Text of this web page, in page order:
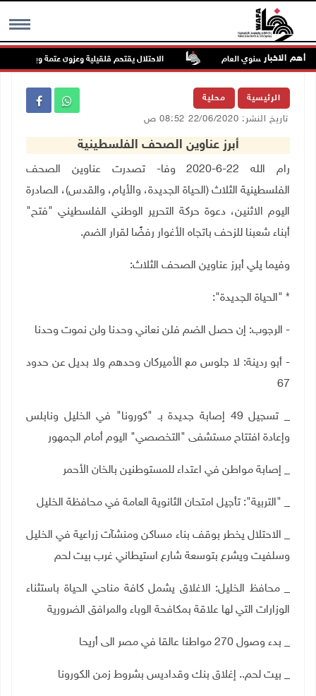
MENU أهم الاخبار
معدلها السنوي العام الاحتلال يقتحم قلقيلية وعزون عتمة وبيت أمين
الرئيسية محلية
تاريخ النشر: 22/06/2020 08:52 ص
أبرز عناوين الصحف الفلسطينية
رام الله 22-6-2020 وفا- ت
صدرت عناوين الصحف
الفلسطينية الثلاث (الحياة الجديدة، والأيام، والقدس)، الصادرة
اليوم الاثنين، دعوة حركة التحرير الوطني الفلسطيني "فتح"
أبناء شعبنا للزحف باتجاه الأغوار رفضًا لقرار الضم.
وفيما يلي أبرز عناوين الصحف الثلاث:
* "الحياة الجديدة":
- الرجوب: إن حصل الضم فلن نعاني وحدنا ولن نموت وحدنا
- أبو ردينة: لا جلوس مع الأميركان وحدهم ولا بديل عن حدود
67
_ تسجيل 49 إصابة جديدة بـ "كورونا" في الخليل ونابلس
وإعادة افتتاح مستشفى "التخصصي" اليوم أمام الجمهور
_ إصابة مواطن في اعتداء للمستوطنين بالخان الأحمر
_ "التربية": تأجيل امتحان الثانوية العامة في محافظة الخليل
_ الاحتلال يخطر بوقف بناء مساكن ومنشآت زراعية في الخليل
وسلفيت ويشرع بتوسعة شارع استيطاني غرب بيت لحم
_ محافظ الخليل: الاغلاق يشمل كافة مناحي الحياة باستثناء
الوزارات التي لها علاقة بمكافحة الوباء والمرافق الضرورية
_ بدء وصول 270 مواطنا عالقا في مصر الى أريحا
_ بيت لحم.. إغلاق بنك وقداديس بشروط زمن الكورونا